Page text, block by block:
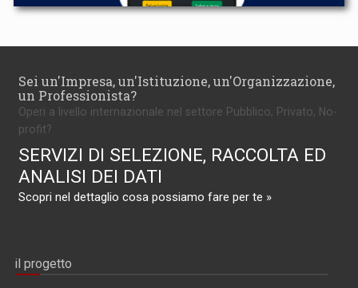
Sei un'Impresa, un'Istituzione, un'Organizzazione,
un Professionista?
Operi a livello internazionale nel settore Pubblico, Privato, No-
profit?
SERVIZI DI SELEZIONE, RACCOLTA ED
ANALISI DEI DATI
Scopri nel dettaglio cosa possiamo fare per te »
il progetto